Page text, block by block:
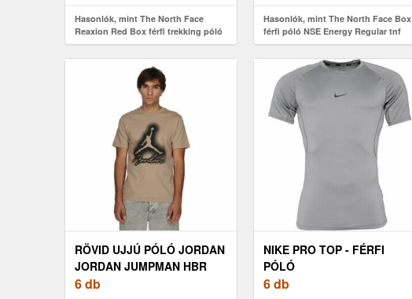
Hasonlók, mint The North Face
Reaxion Red Box férfi trekking póló
fekete-fehér NF0A4CDWKY41
(Reaxion Red Box NF0A4CDWKY41)
Hasonlók, mint The North Face Box
férfi póló NSE Energy Regular tnf
white (Box NSE Energy Regular
NF0A8G9VFN41)
RÖVID UJJÚ PÓLÓ JORDAN
JORDAN JUMPMAN HBR
6 db
NIKE PRO TOP - FÉRFI
PÓLÓ
6 db